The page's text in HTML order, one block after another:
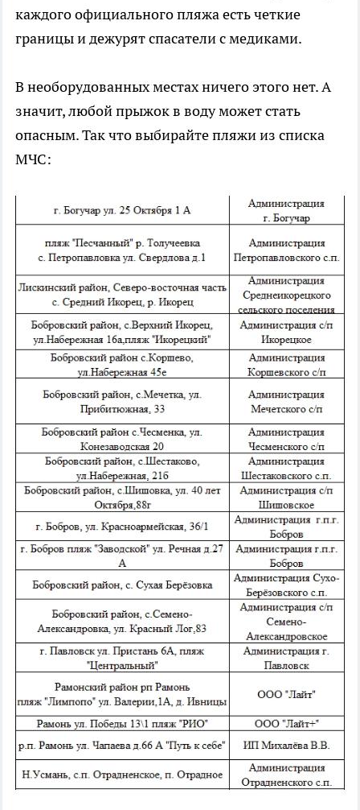
каждого официального пляжа есть четкие
границы и дежурят спасатели с медиками.
В необорудованных местах ничего этого нет. А
значит, любой прыжок в воду может стать
опасным. Так что выбирайте пляжи из списка
МЧС: